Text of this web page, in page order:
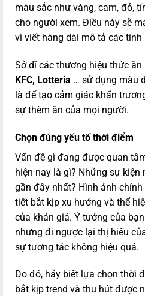
màu sắc như vàng, cam, đỏ,
cho người xem. Điều này sẽ
vì viết hàng dài mô tả các
Sở dĩ các thương hiệu thức
KFC, Lotteria … sử dụng màu
là để tạo cảm giác khẩn
sự thèm ăn của mọi người.
Chọn đúng yếu tố thời điểm
Vấn đề gì đang được quan
hiện nay là gì? Những sự
gần đây nhất? Hình ảnh
tiết bắt kịp xu hướng và thể
của khán giả. Ý tưởng của
nhưng đi ngược lại thị hiếu
sự tương tác không hiệu quả.
Do đó, hãy biết lựa chọn thời
bắt kịp trend và thu hút được